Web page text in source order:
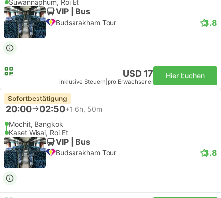
Suwannaphum, Roi Et
VIP | Bus
Budsarakham Tour 3.8
USD 17
inklusive Steuern pro Erwachsener
Hier buchen
Sofortbestätigung
20:00 02:50+1 6h, 50m
Mochit, Bangkok
Kaset Wisai, Roi Et
VIP | Bus
Budsarakham Tour 3.8